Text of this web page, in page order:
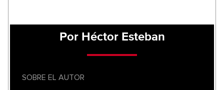
Por Héctor Esteban
SOBRE EL AUTOR